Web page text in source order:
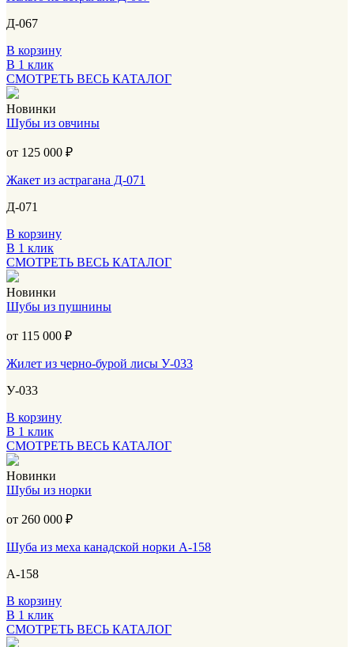
Д-067
В корзину
В 1 клик
СМОТРЕТЬ ВЕСЬ КАТАЛОГ
Новинки
Шубы из овчины
от 125 000 ₽
Жакет из астрагана Д-071
Д-071
В корзину
В 1 клик
СМОТРЕТЬ ВЕСЬ КАТАЛОГ
Новинки
Шубы из пушнины
от 115 000 ₽
Жилет из черно-бурой лисы У-033
У-033
В корзину
В 1 клик
СМОТРЕТЬ ВЕСЬ КАТАЛОГ
Новинки
Шубы из норки
от 260 000 ₽
Шуба из меха канадской норки А-158
А-158
В корзину
В 1 клик
СМОТРЕТЬ ВЕСЬ КАТАЛОГ